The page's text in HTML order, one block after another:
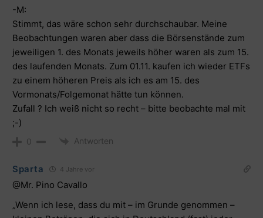
-M:
Stimmt, das wäre schon sehr durchschaubar. Meine
Beobachtungen waren aber dass die Börsenstände zum
jeweiligen 1. des Monats jeweils höher waren als zum 15.
des laufenden Monats. Zum 01.11. kaufen ich wieder ETFs
zu einem höheren Preis als ich es am 15. des
Vormonats/Folgemonat hätte tun können.
Zufall ? Ich weiß nicht so recht – bitte beobachte mal mit
;-)
0 Antworten
Sparta 4 Jahre vor
@Mr. Pino Cavallo
„Wenn ich lese, dass du mit – im Grunde genommen –